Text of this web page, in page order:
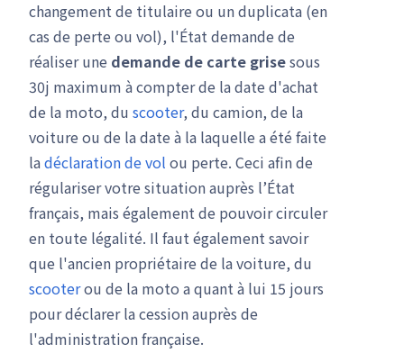
changement de titulaire ou un duplicata (en
cas de perte ou vol), l'État demande de
réaliser une demande de carte grisesous
30j maximum à compter de la date d'achat
de la moto, du scooter, du camion, de la
voiture ou de la date à la laquelle a été faite
ladéclaration de vol ou perte. Ceci afin de
régulariser votre situation auprès l’État
français, mais également de pouvoir circuler
en toute légalité. Il faut également savoir
que l'ancien propriétaire de la voiture, du
scooterou de la moto a quant à lui 15 jours
pour déclarer la cession auprès de
l'administration française.